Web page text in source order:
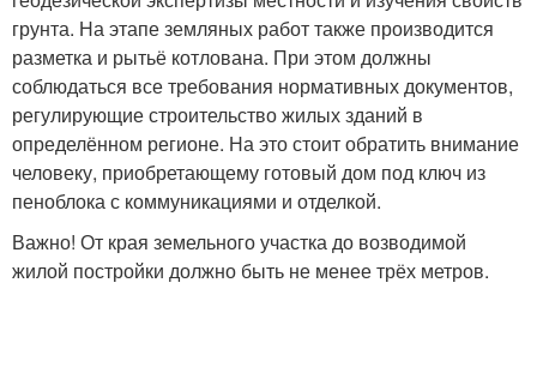
грунта. На этапе земляных работ также производится
разметка и рытьё котлована. При этом должны
соблюдаться все требования нормативных документов,
регулирующие строительство жилых зданий в
определённом регионе. На это стоит обратить внимание
человеку, приобретающему готовый дом под ключ из
пеноблока с коммуникациями и отделкой.
Важно! От края земельного участка до возводимой
жилой постройки должно быть не менее трёх метров.